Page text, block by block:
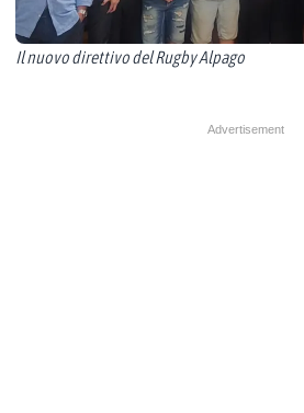
Il nuovo direttivo del Rugby Alpago